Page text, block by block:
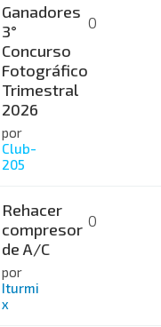
Ganadores
3°
Concurso
Fotográfico
Trimestral
2026
por
Club-
205
0
Rehacer
compresor
de A/C
por
Iturmi
x
0